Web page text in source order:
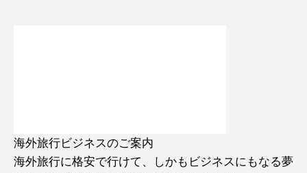
海外旅行ビジネスのご案内
海外旅行に格安で行けて、しかもビジネスにもなる夢